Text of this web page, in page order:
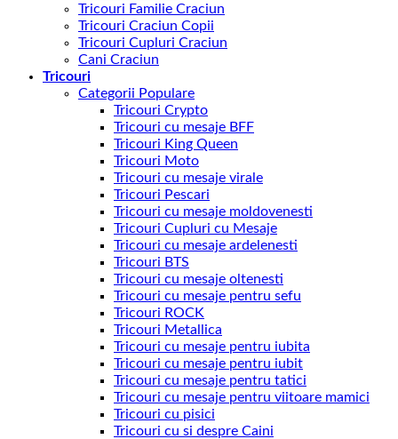
Tricouri Familie Craciun
Tricouri Craciun Copii
Tricouri Cupluri Craciun
Cani Craciun
Tricouri
Categorii Populare
Tricouri Crypto
Tricouri cu mesaje BFF
Tricouri King Queen
Tricouri Moto
Tricouri cu mesaje virale
Tricouri Pescari
Tricouri cu mesaje moldovenesti
Tricouri Cupluri cu Mesaje
Tricouri cu mesaje ardelenesti
Tricouri BTS
Tricouri cu mesaje oltenesti
Tricouri cu mesaje pentru sefu
Tricouri ROCK
Tricouri Metallica
Tricouri cu mesaje pentru iubita
Tricouri cu mesaje pentru iubit
Tricouri cu mesaje pentru tatici
Tricouri cu mesaje pentru viitoare mamici
Tricouri cu pisici
Tricouri cu si despre Caini